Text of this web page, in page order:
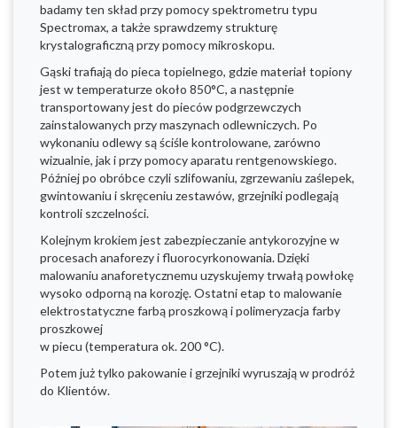
badamy ten skład przy pomocy spektrometru typu
Spectromax, a także sprawdzemy strukturę
krystalograficzną przy pomocy mikroskopu.
Gąski trafiają do pieca topielnego, gdzie materiał topiony
jest w temperaturze około 850°C, a następnie
transportowany jest do pieców podgrzewczych
zainstalowanych przy maszynach odlewniczych. Po
wykonaniu odlewy są ściśle kontrolowane, zarówno
wizualnie, jak i przy pomocy aparatu rentgenowskiego.
Później po obróbce czyli szlifowaniu, zgrzewaniu zaślepek,
gwintowaniu i skręceniu zestawów, grzejniki podlegają
kontroli szczelności.
Kolejnym krokiem jest zabezpieczanie antykorozyjne w
procesach anaforezy i fluorocyrkonowania. Dzięki
malowaniu anaforetycznemu uzyskujemy trwałą powłokę
wysoko odporną na korozję. Ostatni etap to malowanie
elektrostatyczne farbą proszkową i polimeryzacja farby
proszkowej
w piecu (temperatura ok. 200 °C).
Potem już tylko pakowanie i grzejniki wyruszają w prodróż
do Klientów.